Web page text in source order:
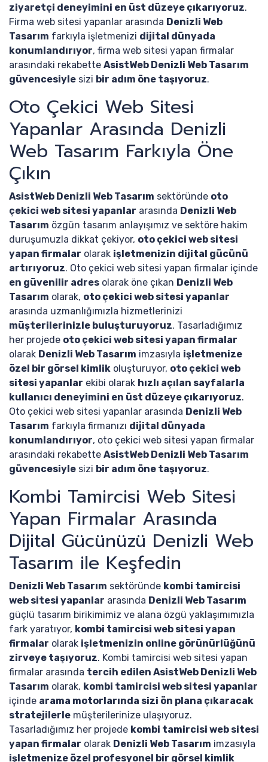
ziyaretçi deneyimini en üst düzeye çıkarıyoruz.
Firma web sitesi yapanlar arasında Denizli Web
Tasarım farkıyla işletmenizi dijital dünyada
konumlandırıyor, firma web sitesi yapan firmalar
arasındaki rekabette AsistWeb Denizli Web Tasarım
güvencesiyle sizi bir adım öne taşıyoruz.
Oto Çekici Web Sitesi
Yapanlar Arasında Denizli
Web Tasarım Farkıyla Öne
Çıkın
AsistWeb Denizli Web Tasarım sektöründe oto
çekici web sitesi yapanlar arasında Denizli Web
Tasarım özgün tasarım anlayışımız ve sektöre hakim
duruşumuzla dikkat çekiyor, oto çekici web sitesi
yapan firmalar olarak işletmenizin dijital gücünü
artırıyoruz. Oto çekici web sitesi yapan firmalar içinde
en güvenilir adres olarak öne çıkan Denizli Web
Tasarım olarak, oto çekici web sitesi yapanlar
arasında uzmanlığımızla hizmetlerinizi
müşterilerinizle buluşturuyoruz. Tasarladığımız
her projede oto çekici web sitesi yapan firmalar
olarak Denizli Web Tasarım imzasıyla işletmenize
özel bir görsel kimlik oluşturuyor, oto çekici web
sitesi yapanlar ekibi olarak hızlı açılan sayfalarla
kullanıcı deneyimini en üst düzeye çıkarıyoruz.
Oto çekici web sitesi yapanlar arasında Denizli Web
Tasarım farkıyla firmanızı dijital dünyada
konumlandırıyor, oto çekici web sitesi yapan firmalar
arasındaki rekabette AsistWeb Denizli Web Tasarım
güvencesiyle sizi bir adım öne taşıyoruz.
Kombi Tamircisi Web Sitesi
Yapan Firmalar Arasında
Dijital Gücünüzü Denizli Web
Tasarım ile Keşfedin
Denizli Web Tasarım sektöründe kombi tamircisi
web sitesi yapanlar arasında Denizli Web Tasarım
güçlü tasarım birikimimiz ve alana özgü yaklaşımımızla
fark yaratıyor, kombi tamircisi web sitesi yapan
firmalar olarak işletmenizin online görünürlüğünü
zirveye taşıyoruz. Kombi tamircisi web sitesi yapan
firmalar arasında tercih edilen AsistWeb Denizli Web
Tasarım olarak, kombi tamircisi web sitesi yapanlar
içinde arama motorlarında sizi ön plana çıkaracak
stratejilerle müşterilerinize ulaşıyoruz.
Tasarladığımız her projede kombi tamircisi web sitesi
yapan firmalar olarak Denizli Web Tasarım imzasıyla
işletmenize özel profesyonel bir görsel kimlik